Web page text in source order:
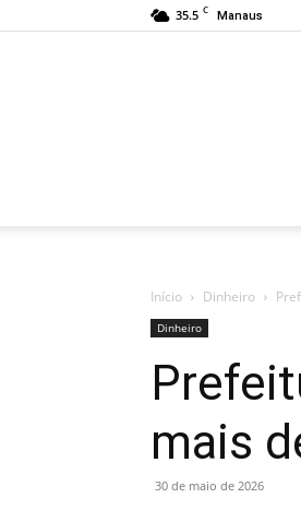
35.5 C Manaus
Início Dinheiro
Dinheiro
mais
30 de maio de 2026